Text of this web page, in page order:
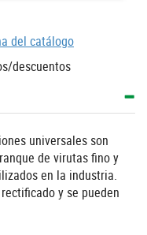
del catálogo
descuentos
universales son
de virutas fino y
en la industria.
y se pueden